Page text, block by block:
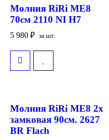
Молния RiRi ME8
70см 2110 NI H7
5 980 ₽ за шт.
Молния RiRi ME8 2х
замковая 90см. 2627
BR Flach